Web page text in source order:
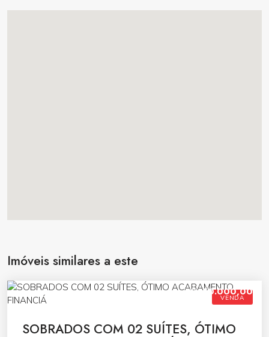
Imóveis similares a este
VENDA
R$650.000,00
SOBRADOS COM 02 SUÍTES, ÓTIMO